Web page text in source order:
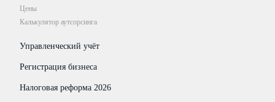
Цены
Калькулятор аутсорсинга
Управленческий учёт
Регистрация бизнеса
Налоговая реформа 2026